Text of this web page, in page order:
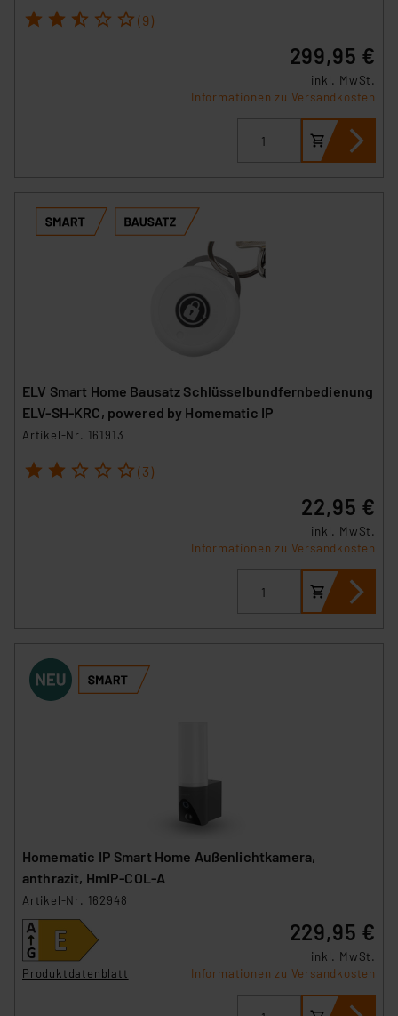
1 2 3 4 5 (9)
299,95 €
inkl. MwSt.
Informationen zu Versandkosten
ELV Smart Home Bausatz Schlüsselbundfernbedienung
ELV-SH-KRC, powered by Homematic IP
Artikel-Nr. 161913
1 2 3 4 5 (3)
22,95 €
inkl. MwSt.
Informationen zu Versandkosten
Homematic IP Smart Home Außenlichtkamera,
anthrazit, HmIP-COL-A
Artikel-Nr. 162948
Produktdatenblatt
229,95 €
inkl. MwSt.
Informationen zu Versandkosten